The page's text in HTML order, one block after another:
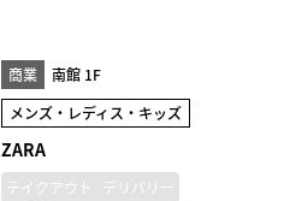
商業
南館 1F
メンズ・レディス・キッズ
ZARA
テイクアウト デリバリー